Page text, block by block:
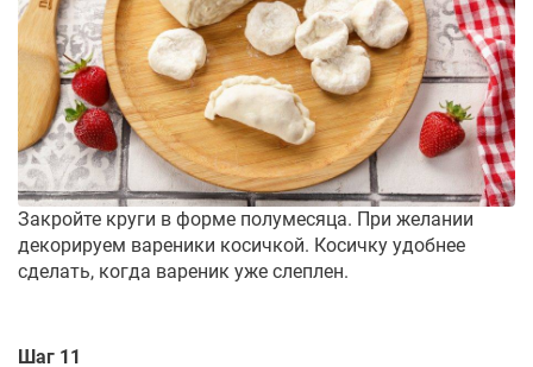
Закройте круги в форме полумесяца. При желании
декорируем вареники косичкой. Косичку удобнее
сделать, когда вареник уже слеплен.
Шаг 11